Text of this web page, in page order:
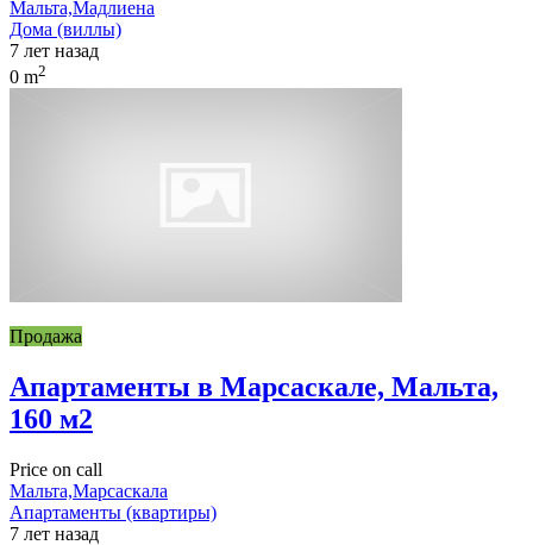
Мальта,Мадлиена
Дома (виллы)
7 лет назад
0 m2
Продажа
Апартаменты в Марсаскале, Мальта,
160 м2
Price on call
Мальта,Марсаскала
Апартаменты (квартиры)
7 лет назад